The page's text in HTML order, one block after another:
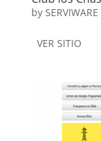
by SERVIWARE
VER SITIO